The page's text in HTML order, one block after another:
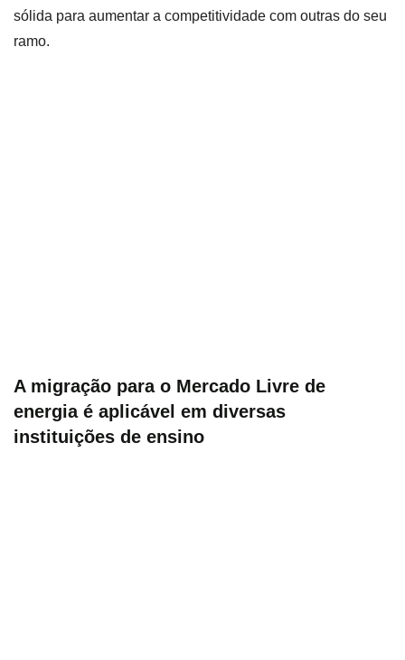
sólida para aumentar a competitividade com outras do seu
ramo.
A migração para o Mercado Livre de
energia é aplicável em diversas
instituições de ensino